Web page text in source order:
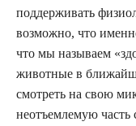
поддерживать
возможно, что
что мы называем
животные в
смотреть на свою
неотъемлемую часть